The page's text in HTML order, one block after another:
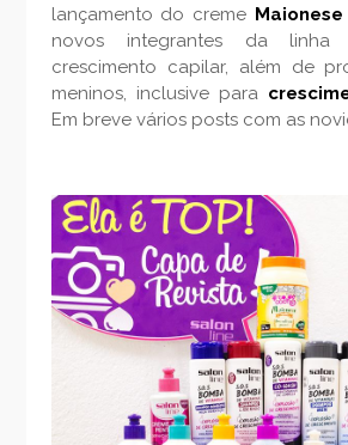
lançamento do creme Maionese
novos integrantes da linha
crescimento capilar, além de
meninos, inclusive para
Em breve vários posts com as